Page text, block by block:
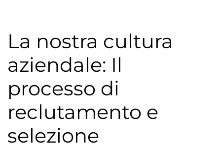
La nostra cultura
aziendale: Il
processo di
reclutamento e
selezione